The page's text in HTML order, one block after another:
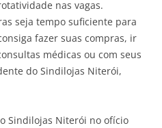
nas vagas.
seja tempo suficiente para
fazer suas compras, ir
médicas ou com seus
do Sindilojas Niterói,
Sindilojas Niterói no ofício